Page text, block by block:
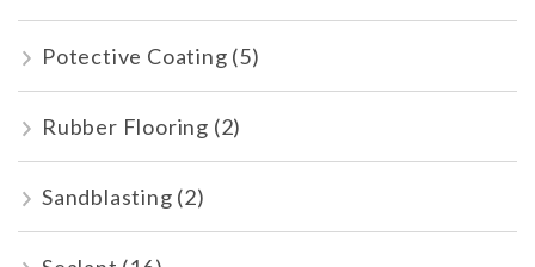
Potective Coating (5)
Rubber Flooring (2)
Sandblasting (2)